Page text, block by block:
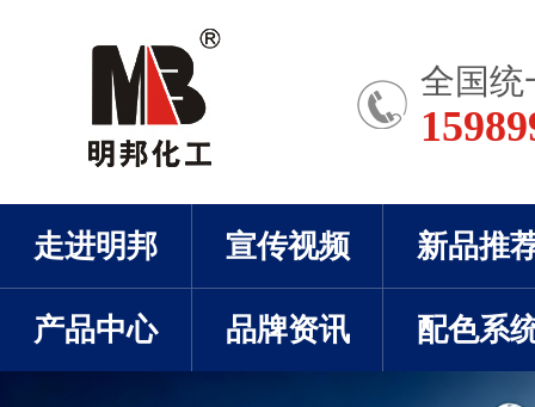
全国统
走进明邦 宣传视频 新品推
产品中心 品牌资讯 配色系